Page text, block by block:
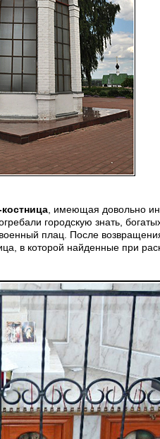
, имеющая довольно
городскую знать,
плац. После
в которой найденные при